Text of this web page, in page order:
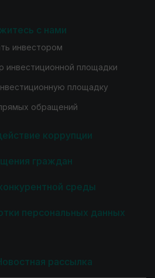
с нами
инвестором
инвестиционной площадки
площадку
обращений
коррупции
граждан
среды
персональных данных
рассылка